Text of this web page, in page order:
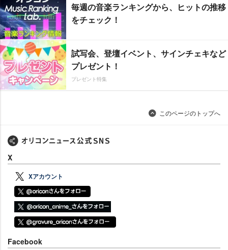
毎週の音楽ランキングから、ヒットの推移
をチェック！
試写会、登壇イベント、サインチェキなど
プレゼント！
プレゼント特集
このページのトップへ
X
Xアカウント
Facebook